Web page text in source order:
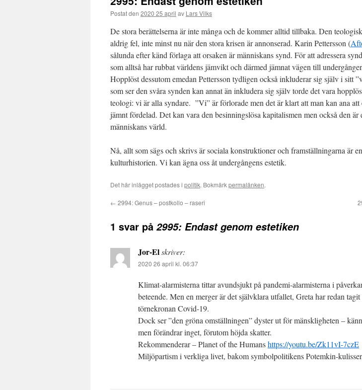
Postat den 2020 25 april av Lars Vilks
De stora berättelserna är inte många och de kommer alltid tillbaka. Den
aldrig fel, inte minst nu när den stora krisen är annonserad. Karin Pettersson (
sålunda efter känd förlaga att orsaken är människans synd. För att adressera
som alltså har rubbat världens jämvikt och därmed jämnat vägen till
Hopplöst dessutom emedan Pettersson tydligen också inkluderar sig själv i sitt
som ser den svåra synden kan annat än inkludera sig själv torde det vara
teologi: vi är alla syndare. ”Vi” är förlorade men det är klart att man kan ana att
jämnt fördelad. Det kan vara den besinningslösa kapitalismen men också den är
människans värld.
Nå, allt som sägs och skrivs är sociala konstruktioner och framställningarna är
kulturhistorien. Vi kan ägna oss åt undergångens estetik.
Det här inlägget postades i politik. Bokmärkpermalänken.
← 2994: Genus – postkollo – raseri
1 svar på 2995: Endast genom estetiken
Jor-Elskriver:
2020 26 april kl. 06:37
Klimat-alarmisterna tittar avundsjukt på pandemi-alarmisterna i
beteende. Men en merger är det självklara utfallet, Greta har redan
törnekronan Covid-19.
Dock ser ”den gröna omställningen” dyster ut för mänskligheten –
men förändrar inget, förutom höjda skatter.
Rekommenderar – Planet of the Humanshttps://youtu.be/Zk11vI-7czE
Miljöpartism i verkliga livet, bakom symbolpolitikens Potemkin-